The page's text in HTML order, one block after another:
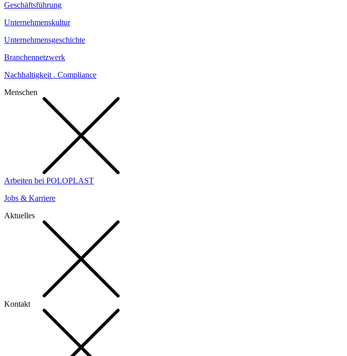
Geschäftsführung
Unternehmenskultur
Unternehmensgeschichte
Branchennetzwerk
Nachhaltigkeit . Compliance
Menschen
Arbeiten bei POLOPLAST
Jobs & Karriere
Aktuelles
Kontakt